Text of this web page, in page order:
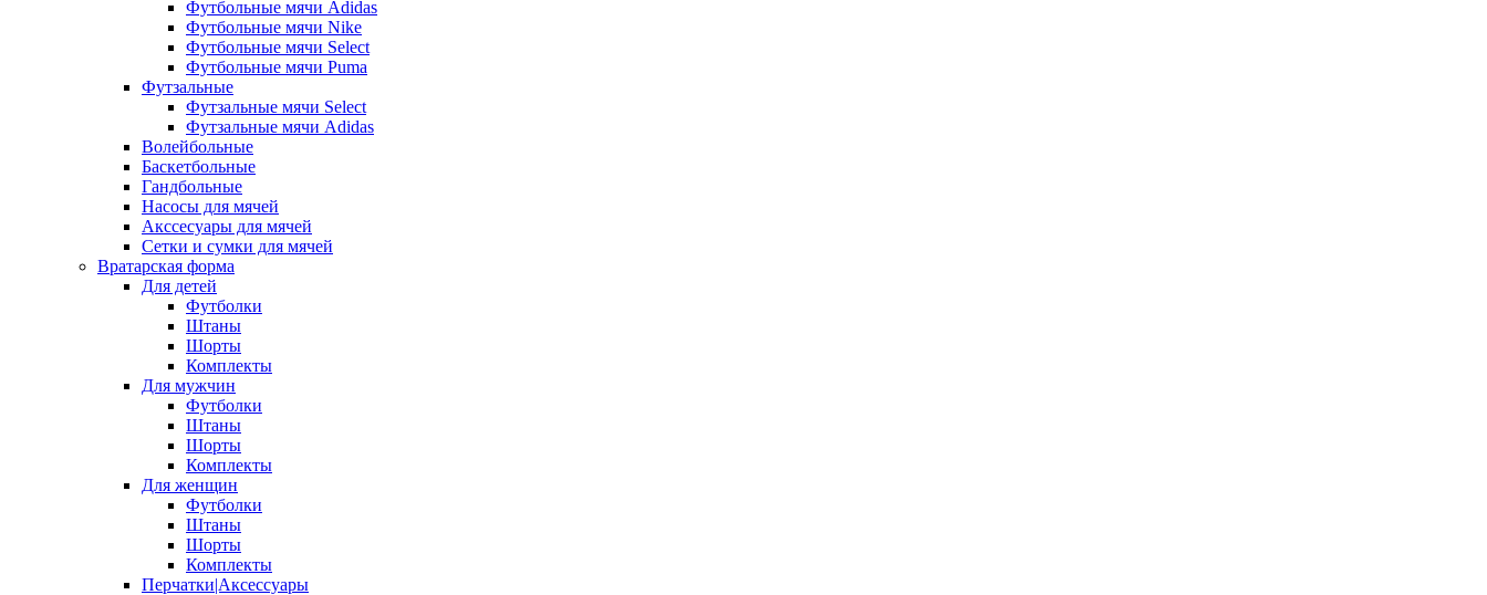
Футбольные мячи Adidas
Футбольные мячи Nike
Футбольные мячи Select
Футбольные мячи Puma
Футзальные
Футзальные мячи Select
Футзальные мячи Adidas
Волейбольные
Баскетбольные
Гандбольные
Насосы для мячей
Акссесуары для мячей
Сетки и сумки для мячей
Вратарская форма
Для детей
Футболки
Штаны
Шорты
Комплекты
Для мужчин
Футболки
Штаны
Шорты
Комплекты
Для женщин
Футболки
Штаны
Шорты
Комплекты
Перчатки|Аксессуары